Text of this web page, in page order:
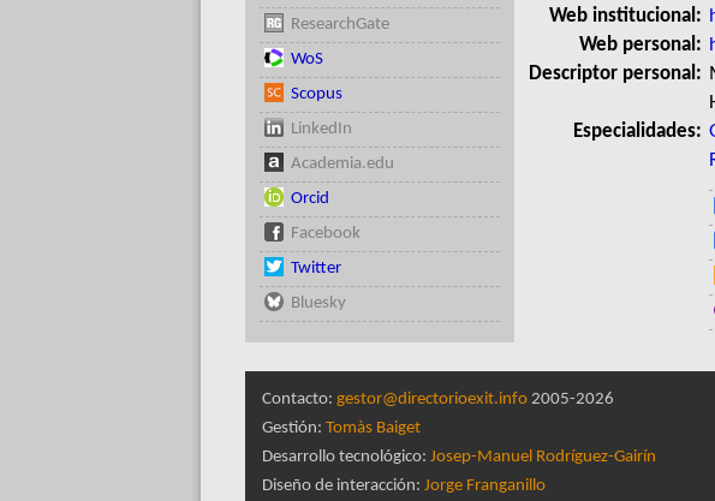
ResearchGate
WoS
Scopus
LinkedIn
Academia.edu
Orcid
Facebook
Twitter
Bluesky
Web institucional:
Web personal:
Descriptor personal:
Especialidades:
Contacto: gestor@directorioexit.info 2005-2026
Gestión: Tomàs Baiget
Desarrollo tecnológico: Josep-Manuel Rodríguez-Gairín
Diseño de interacción: Jorge Franganillo